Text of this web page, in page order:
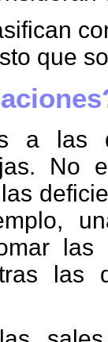
que
a
No
las